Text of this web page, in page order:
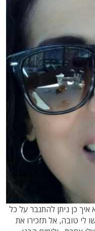
כן ניתן להתגבר על כל
לי טובה, אל תזכירו את